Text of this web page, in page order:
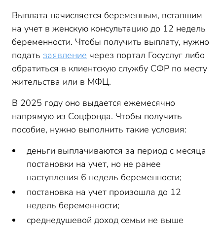
Выплата начисляется беременным, вставшим
на учет в женскую консультацию до 12 недель
беременности. Чтобы получить выплату, нужно
подать заявление через портал Госуслуг либо
обратиться в клиентскую службу СФР по месту
жительства или в МФЦ.
В 2025 году оно выдается ежемесячно
напрямую из Соцфонда. Чтобы получить
пособие, нужно выполнить такие условия:
деньги выплачиваются за период с месяца
постановки на учет, но не ранее
наступления 6 недель беременности;
постановка на учет произошла до 12
недель беременности;
среднедушевой доход семьи не выше